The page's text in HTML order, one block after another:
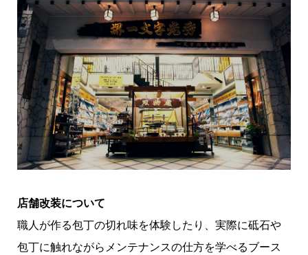
店舗改装について
職人が作る包丁の切れ味を体験したり、実際に砥石や
包丁に触れながらメンテナンスの仕方を学べるブース